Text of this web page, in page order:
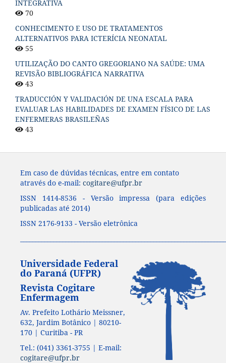
INTEGRATIVA
70
CONHECIMENTO E USO DE TRATAMENTOS
ALTERNATIVOS PARA ICTERÍCIA NEONATAL
55
UTILIZAÇÃO DO CANTO GREGORIANO NA SAÚDE: UMA
REVISÃO BIBLIOGRÁFICA NARRATIVA
43
TRADUCCIÓN Y VALIDACIÓN DE UNA ESCALA PARA
EVALUAR LAS HABILIDADES DE EXAMEN FÍSICO DE LAS
ENFERMERAS BRASILEÑAS
43
Em caso de dúvidas técnicas, entre em contato
através do e-mail: cogitare@ufpr.br
ISSN 1414-8536 - Versão impressa (para edições
publicadas até 2014)
ISSN 2176-9133 - Versão eletrônica
Universidade Federal
do Paraná (UFPR)
Revista Cogitare
Enfermagem
Av. Prefeito Lothário Meissner,
632, Jardim Botânico | 80210-
170 | Curitiba - PR
Tel.: (041) 3361-3755 | E-mail:
cogitare@ufpr.br